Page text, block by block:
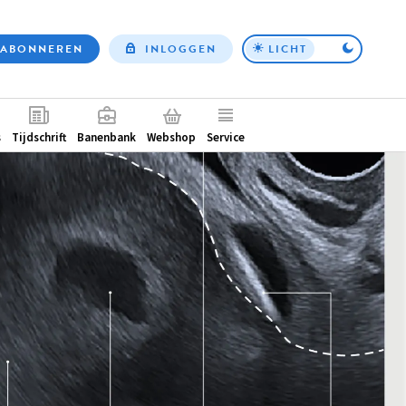
Top
ABONNEREN INLOGGEN LICHT
Tijdschrift Banenbank Webshop Service